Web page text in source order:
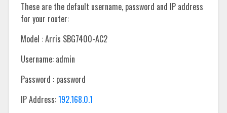
These are the default username, password and IP address
for your router:
Model : Arris SBG7400-AC2
Username: admin
Password : password
IP Address:192.168.0.1